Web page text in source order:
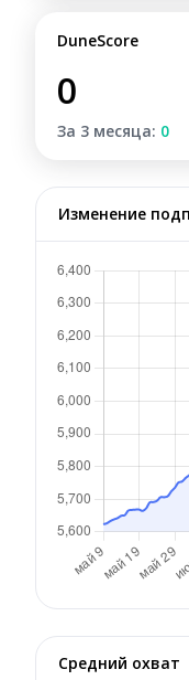
DuneScore
0
За 3 месяца: 0
Изменение
Средний охват